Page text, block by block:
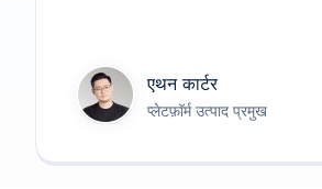
एथन कार्टर
प्लेटफ़ॉर्म उत्पाद प्रमुख